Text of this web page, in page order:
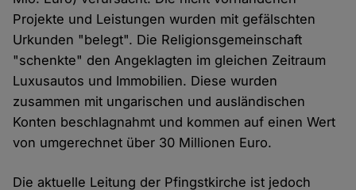
Projekte und Leistungen wurden mit gefälschten
Urkunden "belegt". Die Religionsgemeinschaft
"schenkte" den Angeklagten im gleichen Zeitraum
Luxusautos und Immobilien. Diese wurden
zusammen mit ungarischen und ausländischen
Konten beschlagnahmt und kommen auf einen Wert
von umgerechnet über 30 Millionen Euro.
Die aktuelle Leitung der Pfingstkirche ist jedoch